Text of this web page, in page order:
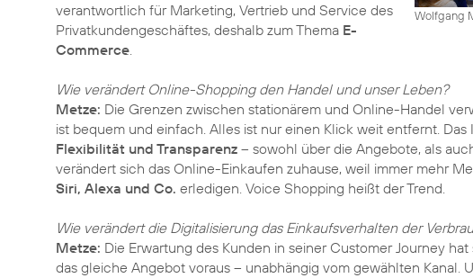
Wolfgang
verantwortlich für Marketing, Vertrieb und Service des
Privatkundengeschäftes, deshalb zum Thema E-
Commerce.
Wie verändert Online-Shopping den Handel und unser Leben?
Metze: Die Grenzen zwischen stationärem und Online-Handel
ist bequem und einfach. Alles ist nur einen Klick weit entfernt.
Flexibilität und Transparenz – sowohl über die Angebote, als
verändert sich das Online-Einkaufen zuhause, weil immer mehr
Siri, Alexa und Co. erledigen. Voice Shopping heißt der Trend.
Wie verändert die Digitalisierung das Einkaufsverhalten der
Metze: Die Erwartung des Kunden in seiner Customer Journey
das gleiche Angebot voraus – unabhängig vom gewählten Kanal.